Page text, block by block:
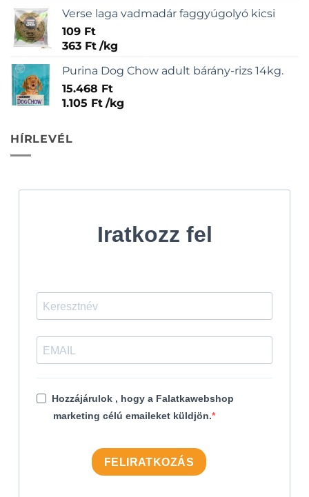
Verse laga vadmadár faggyúgolyó kicsi
109 Ft
363 Ft /kg
Purina Dog Chow adult bárány-rizs 14kg.
15.468 Ft
1.105 Ft /kg
HÍRLEVÉL
Iratkozz fel
Hozzájárulok , hogy a Falatkawebshop
marketing célú emaileket küldjön.
FELIRATKOZÁS